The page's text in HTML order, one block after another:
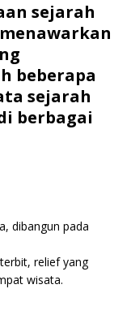
sejarah
beberapa
sejarah
berbagai
dibangun pada
relief yang
wisata.